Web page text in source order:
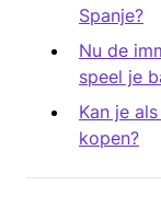
Spanje?
Nu de
speel je
Kan je
kopen?